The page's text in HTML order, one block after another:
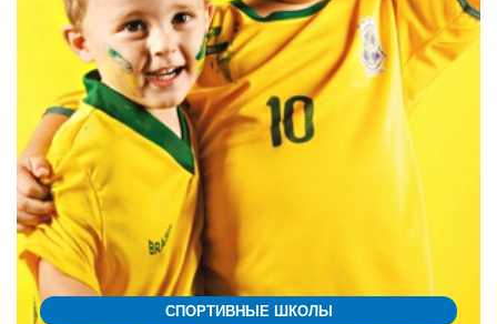
СПОРТИВНЫЕ ШКОЛЫ